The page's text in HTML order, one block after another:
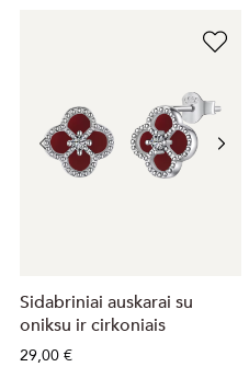
Sidabriniai auskarai su
oniksu ir cirkoniais
29,00 €